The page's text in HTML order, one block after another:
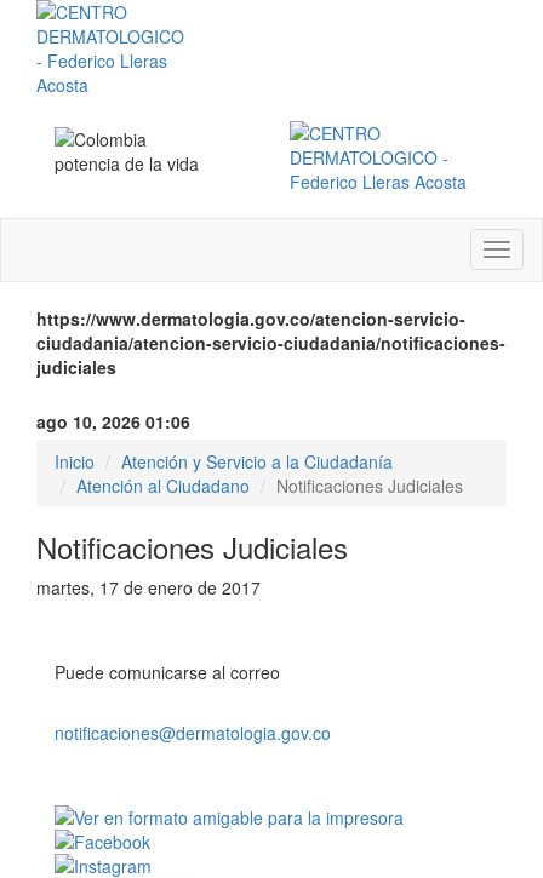
Menú
https://www.dermatologia.gov.co/atencion-servicio-
ciudadania/atencion-servicio-ciudadania/notificaciones-
judiciales
ago 10, 2026 01:06
Inicio
Atención y Servicio a la Ciudadanía
Atención al Ciudadano
Notificaciones Judiciales
Notificaciones Judiciales
martes, 17 de enero de 2017
Puede comunicarse al correo
notificaciones@dermatologia.gov.co